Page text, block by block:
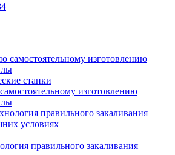
станки
изготовлению
правильного закаливания